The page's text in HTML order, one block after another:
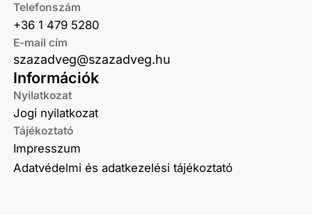
Információk
Nyilatkozat
Jogi nyilatkozat
Tájékoztató
Impresszum
Adatvédelmi és adatkezelési tájékoztató
Telefonszám
+36 1 479 5280
E-mail cím
szazadveg@szazadveg.hu